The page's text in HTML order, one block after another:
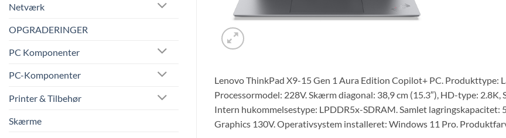
Netværk
OPGRADERINGER
PC Komponenter
PC-Komponenter
Printer & Tilbehør
Skærme
Lenovo ThinkPad X9-15 Gen 1 Aura Edition Copilot+ PC.
Processormodel: 228V. Skærm diagonal: 38,9 cm (15.3″), HD-type:
Intern hukommelsestype: LPDDR5x-SDRAM. Samlet
Graphics 130V. Operativsystem installeret: Windows 11 Pro.